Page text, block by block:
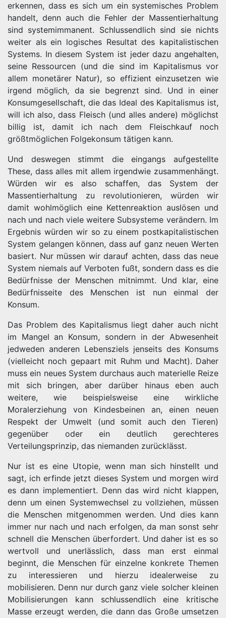
erkennen, dass es sich um ein systemisches Problem
handelt, denn auch die Fehler der Massentierhaltung
sind systemimmanent. Schlussendlich sind sie nichts
weiter als ein logisches Resultat des kapitalistischen
Systems. In diesem System ist jeder dazu angehalten,
seine Ressourcen (und die sind im Kapitalismus vor
allem monetärer Natur), so effizient einzusetzen wie
irgend möglich, da sie begrenzt sind. Und in einer
Konsumgesellschaft, die das Ideal des Kapitalismus ist,
will ich also, dass Fleisch (und alles andere) möglichst
billig ist, damit ich nach dem Fleischkauf noch
größtmöglichen Folgekonsum tätigen kann.
Und deswegen stimmt die eingangs aufgestellte
These, dass alles mit allem irgendwie zusammenhängt.
Würden wir es also schaffen, das System der
Massentierhaltung zu revolutionieren, würden wir
damit wohlmöglich eine Kettenreaktion auslösen und
nach und nach viele weitere Subsysteme verändern. Im
Ergebnis würden wir so zu einem postkapitalistischen
System gelangen können, dass auf ganz neuen Werten
basiert. Nur müssen wir darauf achten, dass das neue
System niemals auf Verboten fußt, sondern dass es die
Bedürfnisse der Menschen mitnimmt. Und klar, eine
Bedürfnisseite des Menschen ist nun einmal der
Konsum.
Das Problem des Kapitalismus liegt daher auch nicht
im Mangel an Konsum, sondern in der Abwesenheit
jedweden anderen Lebensziels jenseits des Konsums
(vielleicht noch gepaart mit Ruhm und Macht). Daher
muss ein neues System durchaus auch materielle Reize
mit sich bringen, aber darüber hinaus eben auch
weitere, wie beispielsweise eine wirkliche
Moralerziehung von Kindesbeinen an, einen neuen
Respekt der Umwelt (und somit auch den Tieren)
gegenüber oder ein deutlich gerechteres
Verteilungsprinzip, das niemanden zurücklässt.
Nur ist es eine Utopie, wenn man sich hinstellt und
sagt, ich erfinde jetzt dieses System und morgen wird
es dann implementiert. Denn das wird nicht klappen,
denn um einen Systemwechsel zu vollziehen, müssen
die Menschen mitgenommen werden. Und dies kann
immer nur nach und nach erfolgen, da man sonst sehr
schnell die Menschen überfordert. Und daher ist es so
wertvoll und unerlässlich, dass man erst einmal
beginnt, die Menschen für einzelne konkrete Themen
zu interessieren und hierzu idealerweise zu
mobilisieren. Denn nur durch ganz viele solcher kleinen
Mobilisierungen kann schlussendlich eine kritische
Masse erzeugt werden, die dann das Große umsetzen